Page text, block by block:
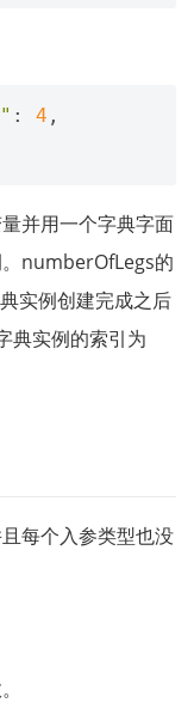
: 4 ,
并用一个字典字面
numberOfLegs的
实例创建完成之后
典实例的索引为
每个入参类型也没